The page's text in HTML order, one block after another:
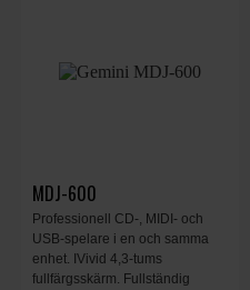
MDJ-600
Professionell CD-, MIDI- och
USB-spelare i en och samma
enhet. IVivid 4,3-tums
fullfärgsskärm. Fullständig